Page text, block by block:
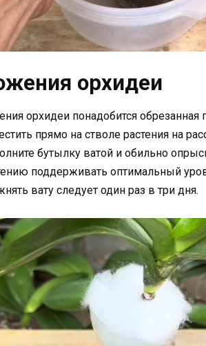
орхидеи
орхидеи понадобится обрезанная
прямо на стволе растения на
бутылку ватой и обильно
поддерживать оптимальный
вату следует один раз в три дня.